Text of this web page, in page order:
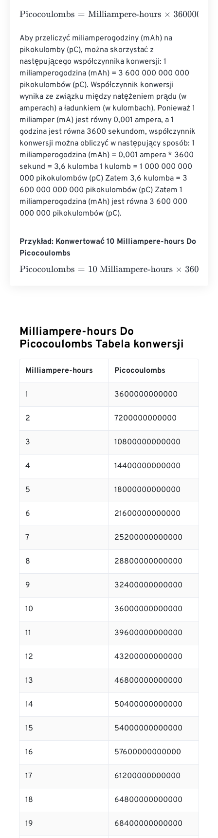
Picocoulombs=Milliampere-hours×3600000000000
Aby przeliczyć miliamperogodziny (mAh) na
pikokulomby (pC), można skorzystać z
następującego współczynnika konwersji: 1
miliamperogodzina (mAh) = 3 600 000 000 000
pikokulombów (pC). Współczynnik konwersji
wynika ze związku między natężeniem prądu (w
amperach) a ładunkiem (w kulombach). Ponieważ 1
miliamper (mA) jest równy 0,001 ampera, a 1
godzina jest równa 3600 sekundom, współczynnik
konwersji można obliczyć w następujący sposób: 1
miliamperogodzina (mAh) = 0,001 ampera * 3600
sekund = 3,6 kulomba 1 kulomb = 1 000 000 000
000 pikokulombów (pC) Zatem 3,6 kulomba = 3
600 000 000 000 pikokulombów (pC) Zatem 1
miliamperogodzina (mAh) jest równa 3 600 000
000 000 pikokulombów (pC).
Przykład: Konwertować 10 Milliampere-hours Do
Picocoulombs
Picocoulombs=10 Milliampere-hours×3600000000000
Milliampere-hours Do
Picocoulombs Tabela konwersji
Milliampere-hours Picocoulombs
1 3600000000000
2 7200000000000
3 10800000000000
4 14400000000000
5 18000000000000
6 21600000000000
7 25200000000000
8 28800000000000
9 32400000000000
10 36000000000000
11 39600000000000
12 43200000000000
13 46800000000000
14 50400000000000
15 54000000000000
16 57600000000000
17 61200000000000
18 64800000000000
19 68400000000000